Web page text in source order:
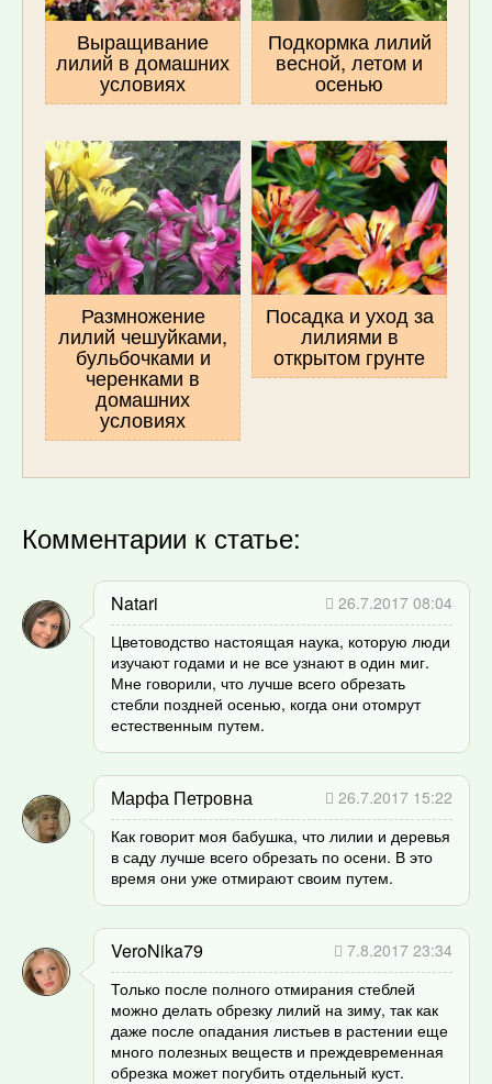
Выращивание
лилий в домашних
условиях
Подкормка лилий
весной, летом и
осенью
Размножение
лилий чешуйками,
бульбочками и
черенками в
домашних
условиях
Посадка и уход за
лилиями в
открытом грунте
Комментарии к статье:
Natari
26.7.2017 08:04
Цветоводство настоящая наука, которую люди
изучают годами и не все узнают в один миг.
Мне говорили, что лучше всего обрезать
стебли поздней осенью, когда они отомрут
естественным путем.
Марфа Петровна
26.7.2017 15:22
Как говорит моя бабушка, что лилии и деревья
в саду лучше всего обрезать по осени. В это
время они уже отмирают своим путем.
VeroNika79
7.8.2017 23:34
Только после полного отмирания стеблей
можно делать обрезку лилий на зиму, так как
даже после опадания листьев в растении еще
много полезных веществ и преждевременная
обрезка может погубить отдельный куст.